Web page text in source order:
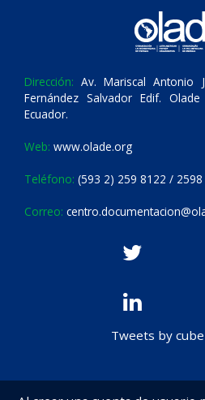
Dirección: Av. Mariscal Antonio
Fernández Salvador Edif.
Ecuador.
Web: www.olade.org
Teléfono: (593 2) 259 8122 / 2598
Correo:
Tweets by